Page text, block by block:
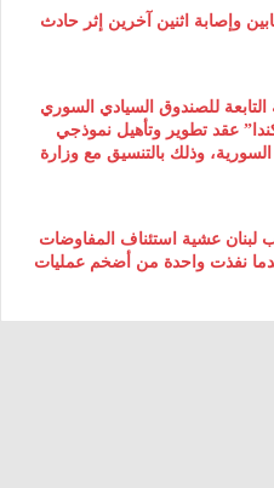
وإصابة اثنين آخرين إثر حادث
للصندوق السيادي السوري
عقد تطوير وتأهيل نموذجي
وذلك بالتنسيق مع وزارة
عشية استئناف المفاوضات
بعدما نفذت واحدة من أضخم عمليات